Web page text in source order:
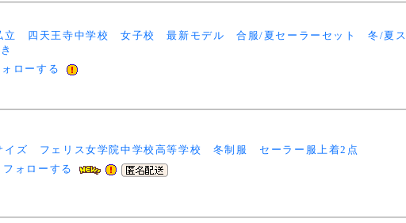
立 四天王寺中学校 女子校 最新モデル 合服/夏セーラーセット 冬/夏ス
ォローする
イズ フェリス女学院中学校高等学校 冬制服 セーラー服上着2点
フォローする